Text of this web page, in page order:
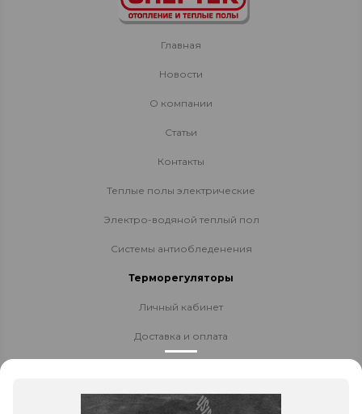
Главная
Новости
О компании
Статьи
Контакты
Теплые полы электрические
Электро-водяной теплый пол
Системы антиобледенения
Терморегуляторы
Личный кабинет
Доставка и оплата
Политика конфиденциальности